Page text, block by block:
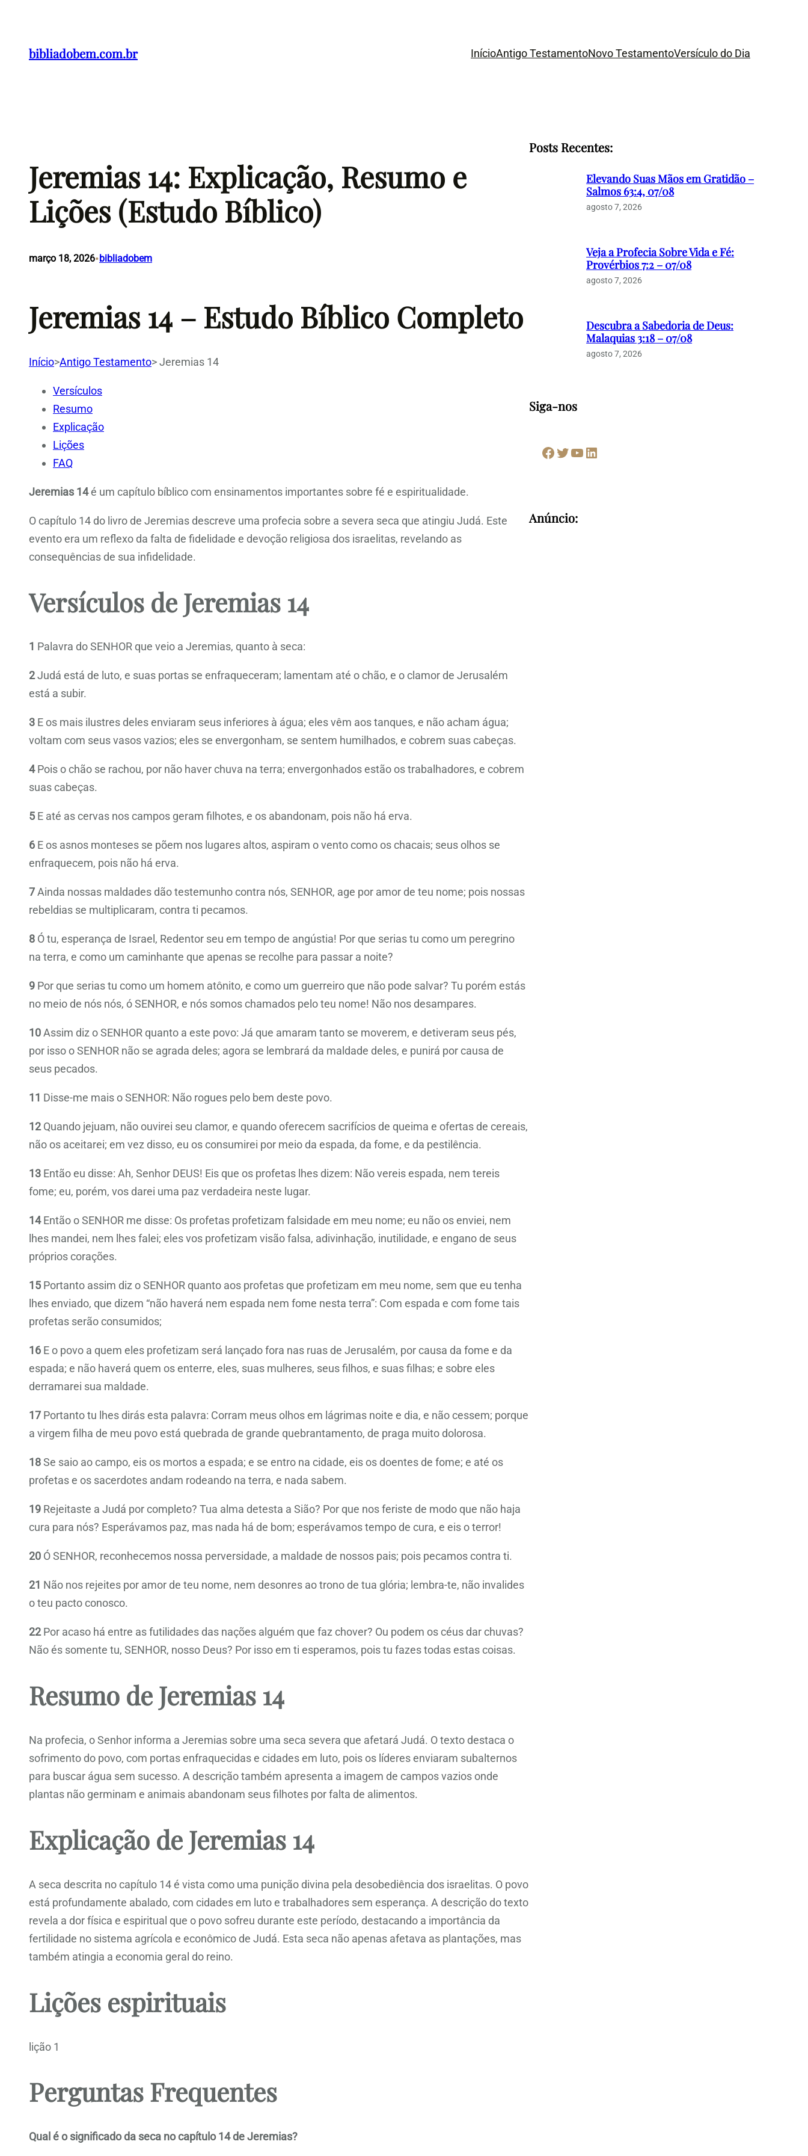
bibliadobem.com.br InícioAntigo TestamentoNovo TestamentoVersículo do Dia
Jeremias 14: Explicação, Resumo e
Lições (Estudo Bíblico)
março 18, 2026• bibliadobem
Jeremias 14 – Estudo Bíblico Completo
Início>Antigo Testamento>Jeremias 14
Versículos
Resumo
Explicação
Lições
FAQ
Jeremias 14é um capítulo bíblico com ensinamentos importantes sobre fé e espiritualidade.
O capítulo 14 do livro de Jeremias descreve uma profecia sobre a severa seca que atingiu Judá. Este
evento era um reflexo da falta de fidelidade e devoção religiosa dos israelitas, revelando as
consequências de sua infidelidade.
Versículos de Jeremias 14
1 Palavra do SENHOR que veio a Jeremias, quanto à seca:
2Judá está de luto, e suas portas se enfraqueceram; lamentam até o chão, e o clamor de Jerusalém
está a subir.
3 E os mais ilustres deles enviaram seus inferiores à água; eles vêm aos tanques, e não acham água;
voltam com seus vasos vazios; eles se envergonham, se sentem humilhados, e cobrem suas cabeças.
4Pois o chão se rachou, por não haver chuva na terra; envergonhados estão os trabalhadores, e cobrem
suas cabeças.
5 E até as cervas nos campos geram filhotes, e os abandonam, pois não há erva.
6 E os asnos monteses se põem nos lugares altos, aspiram o vento como os chacais; seus olhos se
enfraquecem, pois não há erva.
7Ainda nossas maldades dão testemunho contra nós, SENHOR, age por amor de teu nome; pois nossas
rebeldias se multiplicaram, contra ti pecamos.
8 Ó tu, esperança de Israel, Redentor seu em tempo de angústia! Por que serias tu como um peregrino
na terra, e como um caminhante que apenas se recolhe para passar a noite?
9 Por que serias tu como um homem atônito, e como um guerreiro que não pode salvar? Tu porém estás
no meio de nós nós, ó SENHOR, e nós somos chamados pelo teu nome! Não nos desampares.
10Assim diz o SENHOR quanto a este povo: Já que amaram tanto se moverem, e detiveram seus pés,
por isso o SENHOR não se agrada deles; agora se lembrará da maldade deles, e punirá por causa de
seus pecados.
11 Disse-me mais o SENHOR: Não rogues pelo bem deste povo.
12Quando jejuam, não ouvirei seu clamor, e quando oferecem sacrifícios de queima e ofertas de cereais,
não os aceitarei; em vez disso, eu os consumirei por meio da espada, da fome, e da pestilência.
13 Então eu disse: Ah, Senhor DEUS! Eis que os profetas lhes dizem: Não vereis espada, nem tereis
fome; eu, porém, vos darei uma paz verdadeira neste lugar.
14Então o SENHOR me disse: Os profetas profetizam falsidade em meu nome; eu não os enviei, nem
lhes mandei, nem lhes falei; eles vos profetizam visão falsa, adivinhação, inutilidade, e engano de seus
próprios corações.
15 Portanto assim diz o SENHOR quanto aos profetas que profetizam em meu nome, sem que eu tenha
lhes enviado, que dizem “não haverá nem espada nem fome nesta terra”: Com espada e com fome tais
profetas serão consumidos;
16 E o povo a quem eles profetizam será lançado fora nas ruas de Jerusalém, por causa da fome e da
espada; e não haverá quem os enterre, eles, suas mulheres, seus filhos, e suas filhas; e sobre eles
derramarei sua maldade.
17 Portanto tu lhes dirás esta palavra: Corram meus olhos em lágrimas noite e dia, e não cessem; porque
a virgem filha de meu povo está quebrada de grande quebrantamento, de praga muito dolorosa.
18Se saio ao campo, eis os mortos a espada; e se entro na cidade, eis os doentes de fome; e até os
profetas e os sacerdotes andam rodeando na terra, e nada sabem.
19 Rejeitaste a Judá por completo? Tua alma detesta a Sião? Por que nos feriste de modo que não haja
cura para nós? Esperávamos paz, mas nada há de bom; esperávamos tempo de cura, e eis o terror!
20 Ó SENHOR, reconhecemos nossa perversidade, a maldade de nossos pais; pois pecamos contra ti.
21 Não nos rejeites por amor de teu nome, nem desonres ao trono de tua glória; lembra-te, não invalides
o teu pacto conosco.
22Por acaso há entre as futilidades das nações alguém que faz chover? Ou podem os céus dar chuvas?
Não és somente tu, SENHOR, nosso Deus? Por isso em ti esperamos, pois tu fazes todas estas coisas.
Resumo de Jeremias 14
Na profecia, o Senhor informa a Jeremias sobre uma seca severa que afetará Judá. O texto destaca o
sofrimento do povo, com portas enfraquecidas e cidades em luto, pois os líderes enviaram subalternos
para buscar água sem sucesso. A descrição também apresenta a imagem de campos vazios onde
plantas não germinam e animais abandonam seus filhotes por falta de alimentos.
Explicação de Jeremias 14
A seca descrita no capítulo 14 é vista como uma punição divina pela desobediência dos israelitas. O povo
está profundamente abalado, com cidades em luto e trabalhadores sem esperança. A descrição do texto
revela a dor física e espiritual que o povo sofreu durante este período, destacando a importância da
fertilidade no sistema agrícola e econômico de Judá. Esta seca não apenas afetava as plantações, mas
também atingia a economia geral do reino.
Lições espirituais
lição 1
Perguntas Frequentes
Qual é o significado da seca no capítulo 14 de Jeremias?
Posts Recentes:
Elevando Suas Mãos em Gratidão –
Salmos 63:4, 07/08
agosto 7, 2026
Veja a Profecia Sobre Vida e Fé:
Provérbios 7:2 – 07/08
agosto 7, 2026
Descubra a Sabedoria de Deus:
Malaquias 3:18 – 07/08
agosto 7, 2026
Siga-nos
Facebook Twitter Youtube LinkedIn
Anúncio: